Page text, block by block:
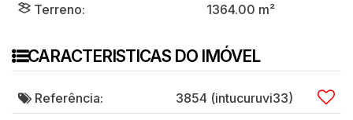
Terreno:
1364.00 m²
CARACTERISTICAS DO IMÓVEL
Referência: 3854 (intucuruvi33)